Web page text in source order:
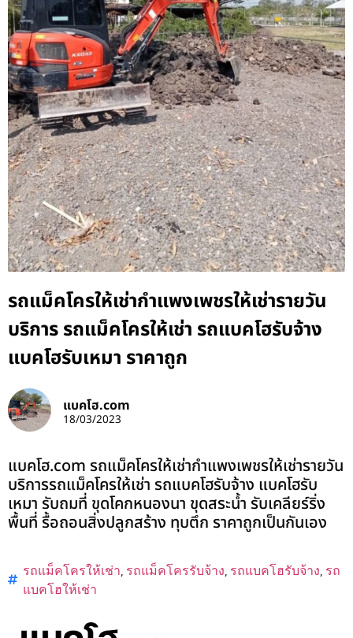
รถแม็คโครให้เช่ากำแพงเพชรให้เช่ารายวัน
บริการ รถแม็คโครให้เช่า รถแบคโฮรับจ้าง
แบคโฮรับเหมา ราคาถูก
แบคโฮ.com
18/03/2023
แบคโฮ.com รถแม็คโครให้เช่ากำแพงเพชรให้เช่ารายวัน
บริการรถแม็คโครให้เช่า รถแบคโฮรับจ้าง แบคโฮรับ
เหมา รับถมที่ ขุดโคกหนองนา ขุดสระน้ำ รับเคลียร์ริ่ง
พื้นที่ รื้อถอนสิ่งปลูกสร้าง ทุบตึก ราคาถูกเป็นกันเอง
รถแม็คโครให้เช่า, รถแม็คโครรับจ้าง, รถแบคโฮรับจ้าง, รถ
แบคโฮให้เช่า